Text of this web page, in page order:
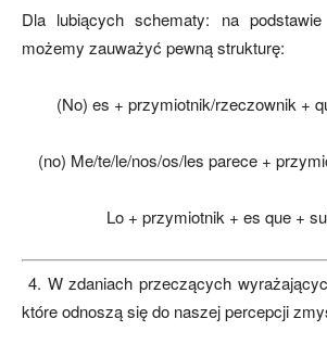
Dla lubiących schematy: na
możemy zauważyć pewną strukturę:
(No) es + przymiotnik/rzeczownik +
(no) Me/te/le/nos/os/les parece +
Lo + przymiotnik + es que +
4. W zdaniach przeczących
które odnoszą się do naszej percepcji